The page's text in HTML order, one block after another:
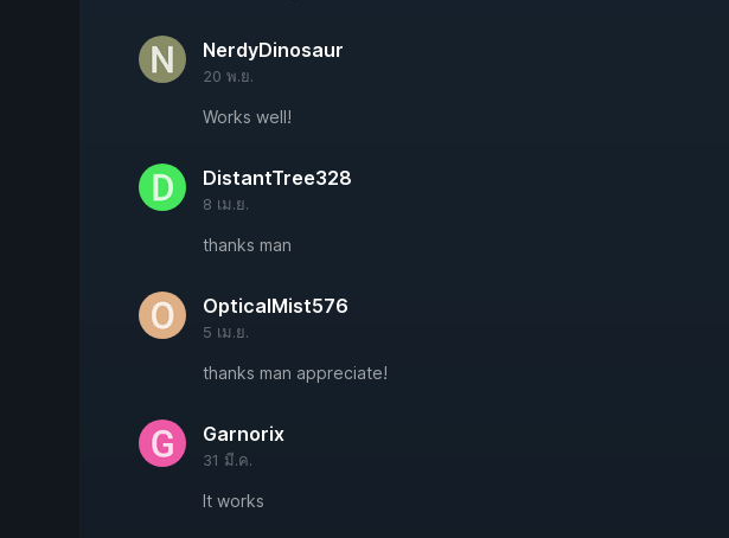
NerdyDinosaur
20 พ.ย.
Works well!
DistantTree328
8 เม.ย.
thanks man
OpticalMist576
5 เม.ย.
thanks man appreciate!
Garnorix
31 มี.ค.
It works